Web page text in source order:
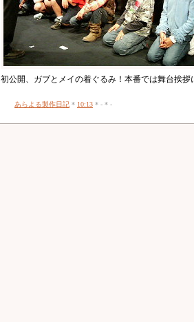
初公開、ガブとメイの着ぐるみ！本番では舞台挨拶
あらよる製作日記 * 10:13 * - * -